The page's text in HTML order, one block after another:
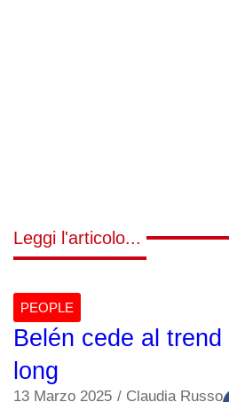
Leggi l'articolo...
PEOPLE
Belén cede al
long
13 Marzo 2025 / Claudia Russo